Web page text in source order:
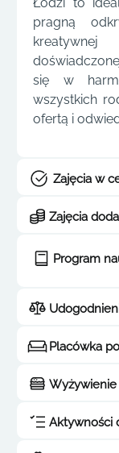
Łodzi to
pragną
się w
wszystkich
ofertą i
Zajęcia w
Zajęcia
Program
Placówka
Wyżywienie
Aktywności